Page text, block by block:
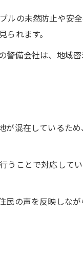
ルの未然防止や安
れます。
警備会社は、地域
混在しているため
うことで対応して
民の声を反映しな